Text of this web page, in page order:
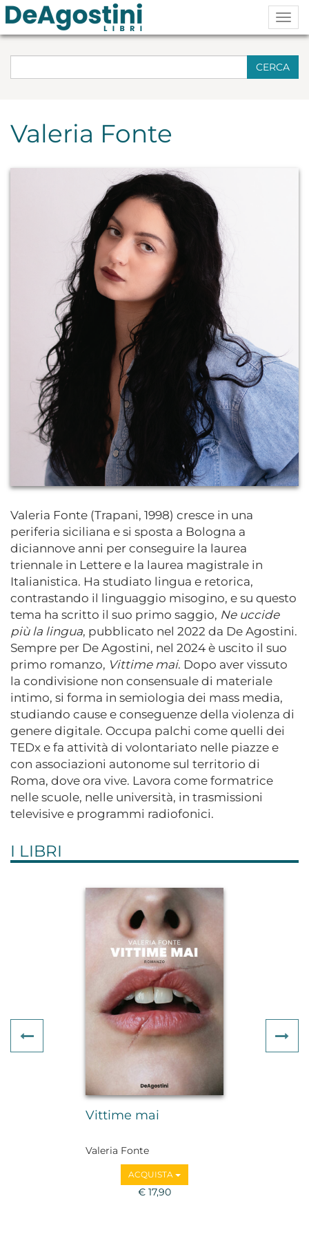
CERCA
Valeria Fonte
Valeria Fonte (Trapani, 1998) cresce in una
periferia siciliana e si sposta a Bologna a
diciannove anni per conseguire la laurea
triennale in Lettere e la laurea magistrale in
Italianistica. Ha studiato lingua e retorica,
contrastando il linguaggio misogino, e su questo
tema ha scritto il suo primo saggio, Ne uccide
più la lingua, pubblicato nel 2022 da De Agostini.
Sempre per De Agostini, nel 2024 è uscito il suo
primo romanzo, Vittime mai. Dopo aver vissuto
la condivisione non consensuale di materiale
intimo, si forma in semiologia dei mass media,
studiando cause e conseguenze della violenza di
genere digitale. Occupa palchi come quelli dei
TEDx e fa attività di volontariato nelle piazze e
con associazioni autonome sul territorio di
Roma, dove ora vive. Lavora come formatrice
nelle scuole, nelle università, in trasmissioni
televisive e programmi radiofonici.
I LIBRI
Vittime mai
Valeria Fonte
ACQUISTA
€ 17,90
Previous